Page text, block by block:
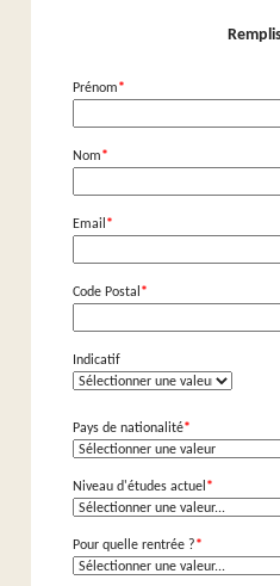
Prénom*
Nom*
Email *
Code Postal *
Indicatif
Pays de nationalité*
Niveau d'études actuel *
Pour quelle rentrée ?*